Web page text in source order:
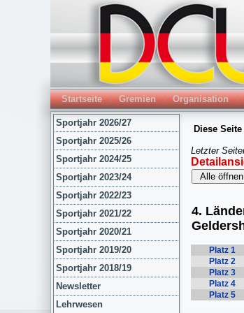
Startseite Gremien Organisation
Sportjahr 2026/27
Sportjahr 2025/26
Sportjahr 2024/25
Sportjahr 2023/24
Sportjahr 2022/23
Sportjahr 2021/22
Sportjahr 2020/21
Sportjahr 2019/20
Sportjahr 2018/19
Newsletter
Lehrwesen